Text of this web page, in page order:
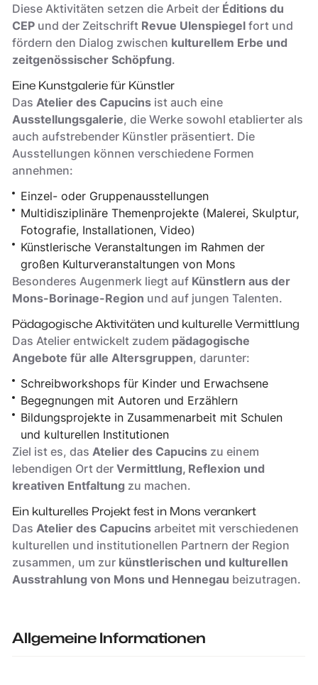
Diese Aktivitäten setzen die Arbeit der Éditions du
CEP und der Zeitschrift Revue Ulenspiegel fort und
fördern den Dialog zwischen kulturellem Erbe und
zeitgenössischer Schöpfung.
Eine Kunstgalerie für Künstler
DasAtelier des Capucins ist auch eine
Ausstellungsgalerie, die Werke sowohl etablierter als
auch aufstrebender Künstler präsentiert. Die
Ausstellungen können verschiedene Formen
annehmen:
Einzel- oder Gruppenausstellungen
Multidisziplinäre Themenprojekte (Malerei, Skulptur,
Fotografie, Installationen, Video)
Künstlerische Veranstaltungen im Rahmen der
großen Kulturveranstaltungen von Mons
Besonderes Augenmerk liegt auf Künstlern aus der
Mons-Borinage-Region und auf jungen Talenten.
Pädagogische Aktivitäten und kulturelle Vermittlung
Das Atelier entwickelt zudem pädagogische
Angebote für alle Altersgruppen, darunter:
Schreibworkshops für Kinder und Erwachsene
Begegnungen mit Autoren und Erzählern
Bildungsprojekte in Zusammenarbeit mit Schulen
und kulturellen Institutionen
Ziel ist es, dasAtelier des Capucins zu einem
lebendigen Ort derVermittlung, Reflexion und
kreativen Entfaltung zu machen.
Ein kulturelles Projekt fest in Mons verankert
DasAtelier des Capucins arbeitet mit verschiedenen
kulturellen und institutionellen Partnern der Region
zusammen, um zur künstlerischen und kulturellen
Ausstrahlung von Mons und Hennegau beizutragen.
Allgemeine Informationen